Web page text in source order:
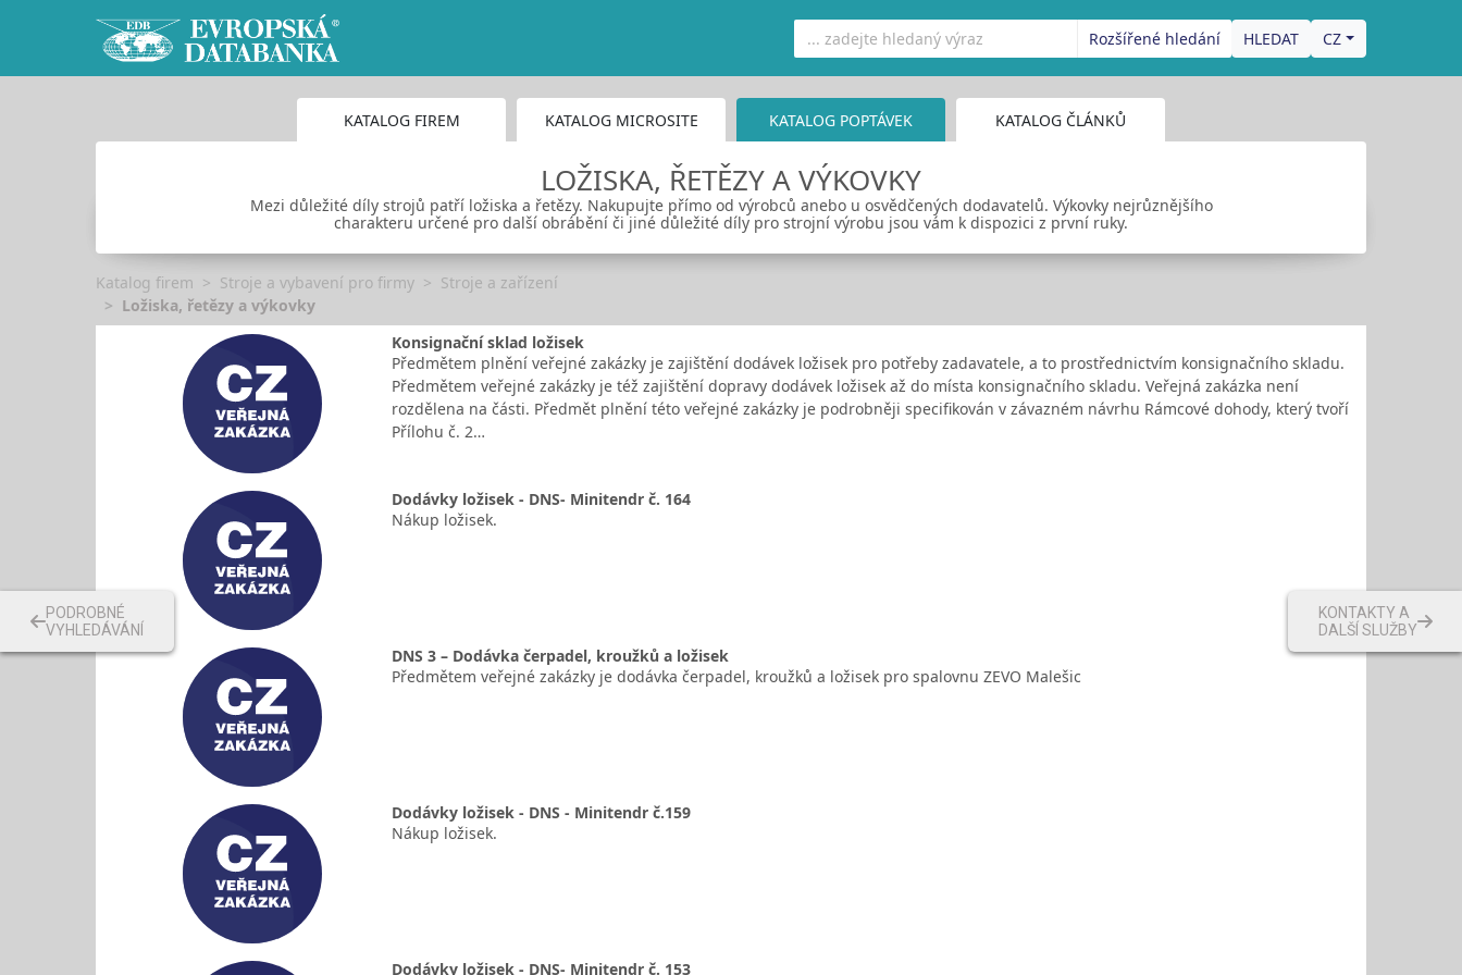
Rozšířené hledání CZ
KATALOG FIREM KATALOG MICROSITE KATALOG POPTÁVEK KATALOG ČLÁNKŮ
LOŽISKA, ŘETĚZY A VÝKOVKY
Mezi důležité díly strojů patří ložiska a řetězy. Nakupujte přímo od výrobců anebo u osvědčených dodavatelů. Výkovky nejrůznějšího
charakteru určené pro další obrábění či jiné důležité díly pro strojní výrobu jsou vám k dispozici z první ruky.
Katalog firem Stroje a vybavení pro firmy
Stroje a zařízení
Ložiska, řetězy a výkovky
Konsignační sklad ložisek
Předmětem plnění veřejné zakázky je zajištění dodávek ložisek pro potřeby zadavatele, a to prostřednictvím konsignačního skladu.
Předmětem veřejné zakázky je též zajištění dopravy dodávek ložisek až do místa konsignačního skladu. Veřejná zakázka není
rozdělena na části. Předmět plnění této veřejné zakázky je podrobněji specifikován v závazném návrhu Rámcové dohody, který tvoří
Přílohu č. 2…
Dodávky ložisek - DNS- Minitendr č. 164
Nákup ložisek.
DNS 3 – Dodávka čerpadel, kroužků a ložisek
Předmětem veřejné zakázky je dodávka čerpadel, kroužků a ložisek pro spalovnu ZEVO Malešic
Dodávky ložisek - DNS - Minitendr č.159
Nákup ložisek.
Dodávky ložisek - DNS- Minitendr č. 153
KONTAKTY A
DALŠÍ SLUŽBY
PODROBNÉ
VYHLEDÁVÁNÍ